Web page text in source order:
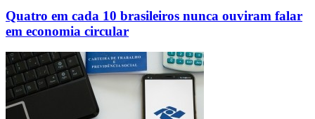
Quatro em cada 10 brasileiros nunca ouviram falar
em economia circular